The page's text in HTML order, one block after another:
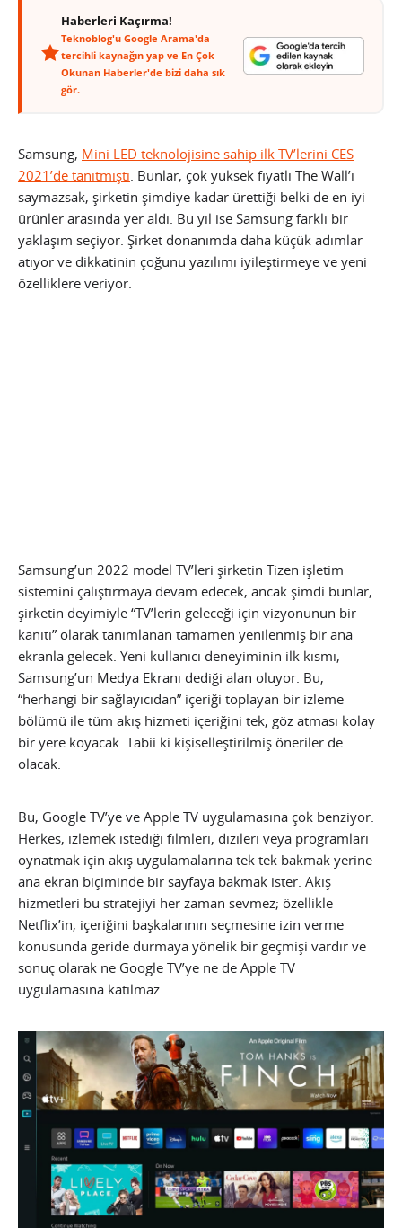
Haberleri Kaçırma!
Teknoblog'u Google Arama'da
tercihli kaynağın yap ve En Çok
Okunan Haberler'de bizi daha sık
gör.
Samsung, Mini LED teknolojisine sahip ilk TV’lerini CES
2021’de tanıtmıştı. Bunlar, çok yüksek fiyatlı The Wall’ı
saymazsak, şirketin şimdiye kadar ürettiği belki de en iyi
ürünler arasında yer aldı. Bu yıl ise Samsung farklı bir
yaklaşım seçiyor. Şirket donanımda daha küçük adımlar
atıyor ve dikkatinin çoğunu yazılımı iyileştirmeye ve yeni
özelliklere veriyor.
Samsung’un 2022 model TV’leri şirketin Tizen işletim
sistemini çalıştırmaya devam edecek, ancak şimdi bunlar,
şirketin deyimiyle “TV’lerin geleceği için vizyonunun bir
kanıtı” olarak tanımlanan tamamen yenilenmiş bir ana
ekranla gelecek. Yeni kullanıcı deneyiminin ilk kısmı,
Samsung’un Medya Ekranı dediği alan oluyor. Bu,
“herhangi bir sağlayıcıdan” içeriği toplayan bir izleme
bölümü ile tüm akış hizmeti içeriğini tek, göz atması kolay
bir yere koyacak. Tabii ki kişiselleştirilmiş öneriler de
olacak.
Bu, Google TV’ye ve Apple TV uygulamasına çok benziyor.
Herkes, izlemek istediği filmleri, dizileri veya programları
oynatmak için akış uygulamalarına tek tek bakmak yerine
ana ekran biçiminde bir sayfaya bakmak ister. Akış
hizmetleri bu stratejiyi her zaman sevmez; özellikle
Netflix’in, içeriğini başkalarının seçmesine izin verme
konusunda geride durmaya yönelik bir geçmişi vardır ve
sonuç olarak ne Google TV’ye ne de Apple TV
uygulamasına katılmaz.